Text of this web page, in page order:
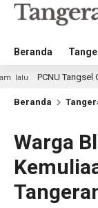
Beranda
Tangsel Gelar
Beranda
Warga